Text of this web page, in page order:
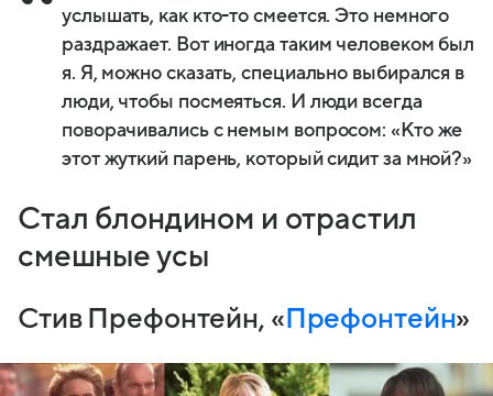
услышать, как кто-то смеется. Это немного
раздражает. Вот иногда таким человеком был
я. Я, можно сказать, специально выбирался в
люди, чтобы посмеяться. И люди всегда
поворачивались с немым вопросом: «Кто же
этот жуткий парень, который сидит за мной?»
Стал блондином и отрастил
смешные усы
Стив Префонтейн, « Префонтейн»